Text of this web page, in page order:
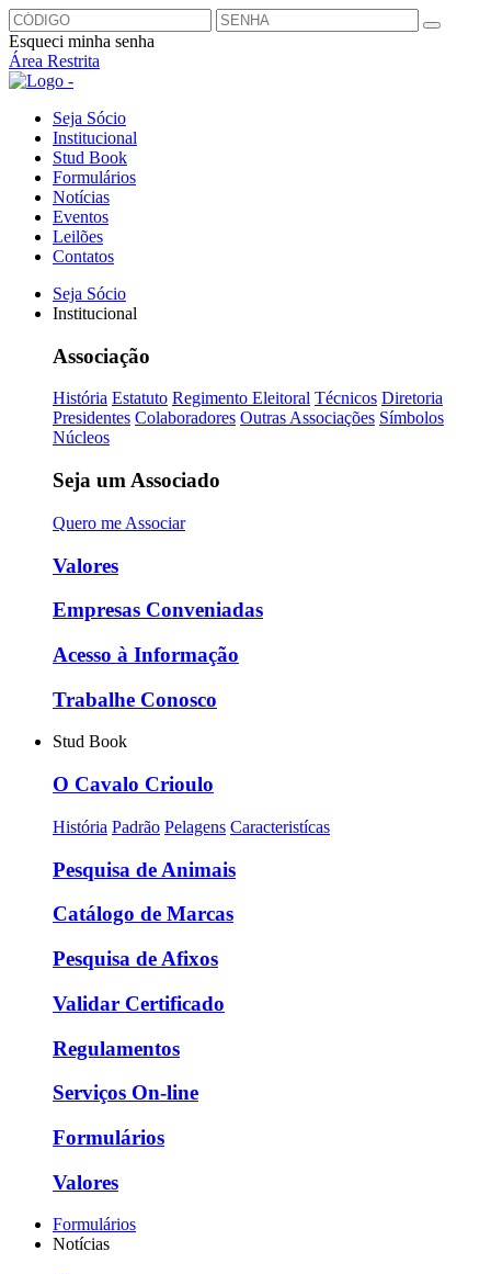
Esqueci minha senha
Área Restrita
Seja Sócio
Institucional
Stud Book
Formulários
Notícias
Eventos
Leilões
Contatos
Seja Sócio
Institucional
Associação
História Estatuto Regimento Eleitoral Técnicos Diretoria
Presidentes Colaboradores Outras Associações Símbolos
Núcleos
Seja um Associado
Quero me Associar
Valores
Empresas Conveniadas
Acesso à Informação
Trabalhe Conosco
Stud Book
O Cavalo Crioulo
História Padrão Pelagens Caracteristícas
Pesquisa de Animais
Catálogo de Marcas
Pesquisa de Afixos
Validar Certificado
Regulamentos
Serviços On-line
Formulários
Valores
Formulários
Notícias